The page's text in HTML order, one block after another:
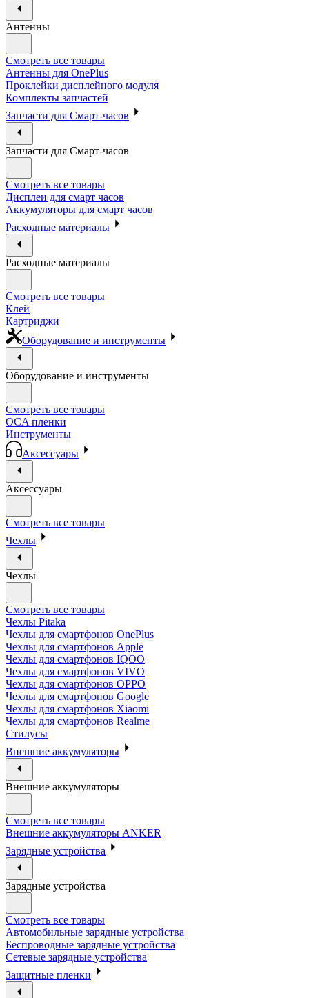
Антенны
Смотреть все товары
Антенны для OnePlus
Проклейки дисплейного модуля
Комплекты запчастей
Запчасти для Смарт-часов
Запчасти для Смарт-часов
Смотреть все товары
Дисплеи для смарт часов
Аккумуляторы для смарт часов
Расходные материалы
Расходные материалы
Смотреть все товары
Клей
Картриджи
Оборудование и инструменты
Оборудование и инструменты
Смотреть все товары
OCA пленки
Инструменты
Аксессуары
Аксессуары
Смотреть все товары
Чехлы
Чехлы
Смотреть все товары
Чехлы Pitaka
Чехлы для смартфонов OnePlus
Чехлы для смартфонов Apple
Чехлы для смартфонов IQOO
Чехлы для смартфонов VIVO
Чехлы для смартфонов OPPO
Чехлы для смартфонов Google
Чехлы для смартфонов Xiaomi
Чехлы для смартфонов Realme
Стилусы
Внешние аккумуляторы
Внешние аккумуляторы
Смотреть все товары
Внешние аккумуляторы ANKER
Зарядные устройства
Зарядные устройства
Смотреть все товары
Автомобильные зарядные устройства
Беспроводные зарядные устройства
Сетевые зарядные устройства
Защитные пленки